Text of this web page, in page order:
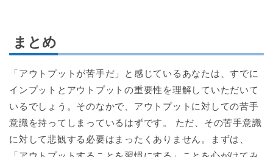
まとめ
「アウトプットが苦手だ」と感じているあなたは、すでに
インプットとアウトプットの重要性を理解していただいて
いるでしょう。そのなかで、アウトプットに対しての苦手
意識を持ってしまっているはずです。 ただ、その苦手意識
に対して悲観する必要はまったくありません。まずは、